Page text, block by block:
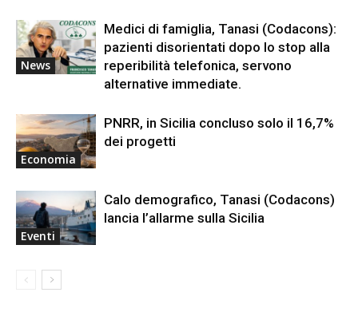
News
Medici di famiglia, Tanasi (Codacons):
pazienti disorientati dopo lo stop alla
reperibilità telefonica, servono
alternative immediate.
Economia
PNRR, in Sicilia concluso solo il 16,7%
dei progetti
Eventi
Calo demografico, Tanasi (Codacons)
lancia l’allarme sulla Sicilia